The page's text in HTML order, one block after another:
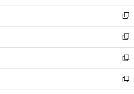
開
く
ウ
で
開
く
ン
ド
ウ
で
開
く
新
し
い
ウ
ィ
ン
ド
ウ
新
し
い
ウ
ィ
ン
新
し
い
ウ
新
し